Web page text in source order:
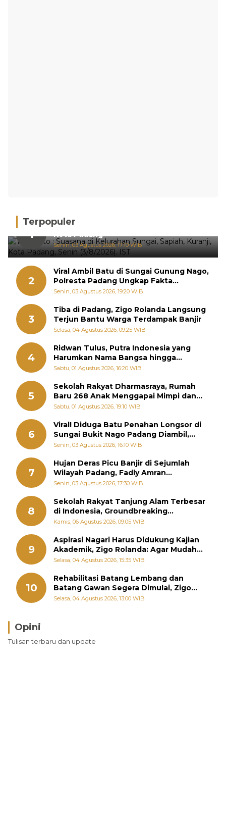
Terpopuler
1
Hujan Deras, 15 Titik Banjir Terdeteksi di
Kota Padang
Senin, 03 Agustus 2026, 17:10 WIB
2
Viral Ambil Batu di Sungai Gunung Nago,
Polresta Padang Ungkap Fakta
Sebenarnya
Senin, 03 Agustus 2026, 19:20 WIB
3
Tiba di Padang, Zigo Rolanda Langsung
Terjun Bantu Warga Terdampak Banjir
Selasa, 04 Agustus 2026, 09:25 WIB
4
Ridwan Tulus, Putra Indonesia yang
Harumkan Nama Bangsa hingga
Diabadikan dalam Buku Jepang
Sabtu, 01 Agustus 2026, 16:20 WIB
5
Sekolah Rakyat Dharmasraya, Rumah
Baru 268 Anak Menggapai Mimpi dan
Memutus Rantai Kemiskinan
Sabtu, 01 Agustus 2026, 19:10 WIB
6
Viral! Diduga Batu Penahan Longsor di
Sungai Bukit Nago Padang Diambil,
Warga Khawatir Bencana Terulang
Senin, 03 Agustus 2026, 16:10 WIB
7
Hujan Deras Picu Banjir di Sejumlah
Wilayah Padang, Fadly Amran
Perintahkan OPD Siaga
Senin, 03 Agustus 2026, 17:30 WIB
8
Sekolah Rakyat Tanjung Alam Terbesar
di Indonesia, Groundbreaking
September
Kamis, 06 Agustus 2026, 09:05 WIB
9
Aspirasi Nagari Harus Didukung Kajian
Akademik, Zigo Rolanda: Agar Mudah
Diperjuangkan di Kementerian
Selasa, 04 Agustus 2026, 15:35 WIB
10
Rehabilitasi Batang Lembang dan
Batang Gawan Segera Dimulai, Zigo
Rolanda Pastikan Proyek Berjalan
Selasa, 04 Agustus 2026, 13:00 WIB
Opini
Tulisan terbaru dan update